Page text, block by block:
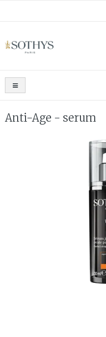
Anti-Age - serum